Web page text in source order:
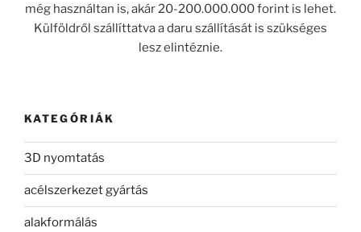
még használtan is, akár 20-200.000.000 forint is lehet.
Külföldről szállíttatva a daru szállítását is szükséges
lesz elintéznie.
KATEGÓRIÁK
3D nyomtatás
acélszerkezet gyártás
alakformálás